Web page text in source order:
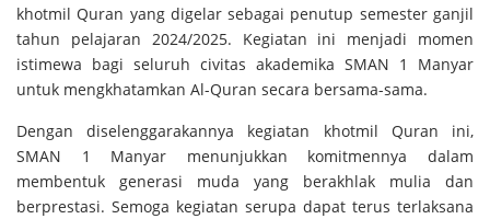
khotmil Quran yang digelar sebagai penutup semester ganjil
tahun pelajaran 2024/2025. Kegiatan ini menjadi momen
istimewa bagi seluruh civitas akademika SMAN 1 Manyar
untuk mengkhatamkan Al-Quran secara bersama-sama.
Dengan diselenggarakannya kegiatan khotmil Quran ini,
SMAN 1 Manyar menunjukkan komitmennya dalam
membentuk generasi muda yang berakhlak mulia dan
berprestasi. Semoga kegiatan serupa dapat terus terlaksana